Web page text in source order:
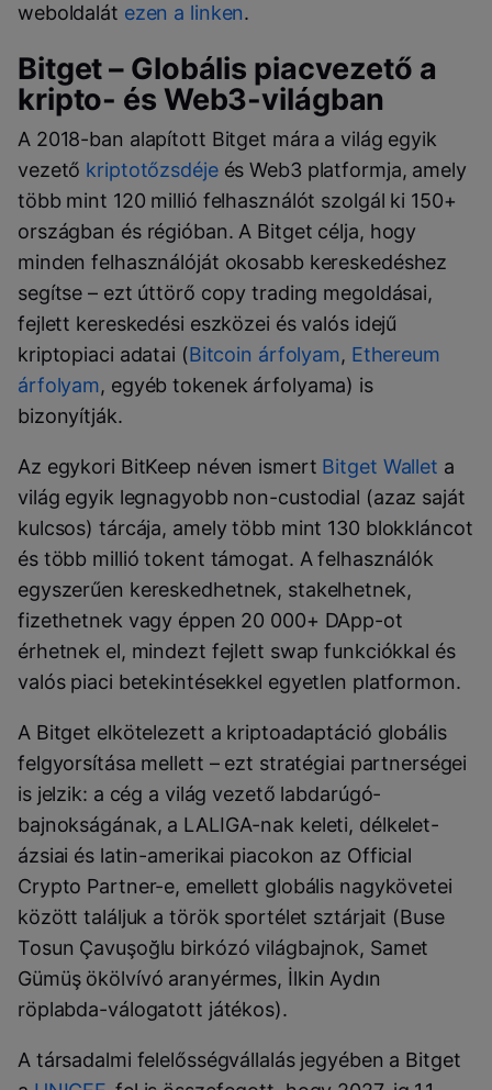
weboldalát ezen a linken.
Bitget – Globális piacvezető a
kripto- és Web3-világban
A 2018-ban alapított Bitget mára a világ egyik
vezető kriptotőzsdéjeés Web3 platformja, amely
több mint 120 millió felhasználót szolgál ki 150+
országban és régióban. A Bitget célja, hogy
minden felhasználóját okosabb kereskedéshez
segítse – ezt úttörő copy trading megoldásai,
fejlett kereskedési eszközei és valós idejű
kriptopiaci adatai (Bitcoin árfolyam, Ethereum
árfolyam, egyéb tokenek árfolyama) is
bizonyítják.
Az egykori BitKeep néven ismert Bitget Wallet a
világ egyik legnagyobb non-custodial (azaz saját
kulcsos) tárcája, amely több mint 130 blokkláncot
és több millió tokent támogat. A felhasználók
egyszerűen kereskedhetnek, stakelhetnek,
fizethetnek vagy éppen 20 000+ DApp-ot
érhetnek el, mindezt fejlett swap funkciókkal és
valós piaci betekintésekkel egyetlen platformon.
A Bitget elkötelezett a kriptoadaptáció globális
felgyorsítása mellett – ezt stratégiai partnerségei
is jelzik: a cég a világ vezető labdarúgó-
bajnokságának, a LALIGA-nak keleti, délkelet-
ázsiai és latin-amerikai piacokon az Official
Crypto Partner-e, emellett globális nagykövetei
között találjuk a török sportélet sztárjait (Buse
Tosun Çavuşoğlu birkózó világbajnok, Samet
Gümüş ökölvívó aranyérmes, İlkin Aydın
röplabda-válogatott játékos).
A társadalmi felelősségvállalás jegyében a Bitget